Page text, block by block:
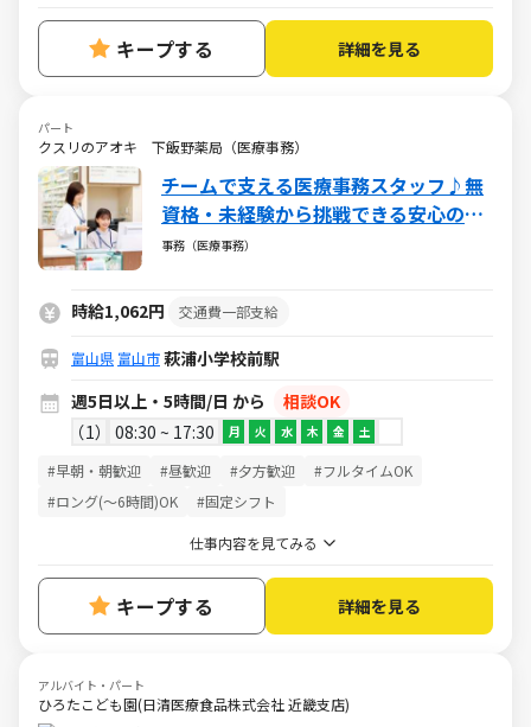
キープする 詳細を見る
パート
クスリのアオキ 下飯野薬局（医療事務）
チームで支える医療事務スタッフ♪無
資格・未経験から挑戦できる安心の環
境／週5日・1日5h～・日祝休み
事務（医療事務）
時給1,062円 交通費一部支給
富山県 富山市萩浦小学校前駅
週5日以上・5時間/日 から
相談OK
1
08:30 ~ 17:30 月 火 水 木 金 土
#早朝・朝歓迎 #昼歓迎 #夕方歓迎
#フルタイムOK
#ロング(～6時間)OK
#固定シフト
仕事内容を見てみる
キープする 詳細を見る
アルバイト・パート
ひろたこども園(日清医療食品株式会社 近畿支店)